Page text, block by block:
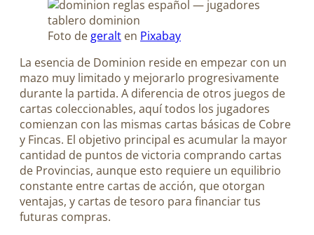
Foto de geralt en Pixabay
La esencia de Dominion reside en empezar con un
mazo muy limitado y mejorarlo progresivamente
durante la partida. A diferencia de otros juegos de
cartas coleccionables, aquí todos los jugadores
comienzan con las mismas cartas básicas de Cobre
y Fincas. El objetivo principal es acumular la mayor
cantidad de puntos de victoria comprando cartas
de Provincias, aunque esto requiere un equilibrio
constante entre cartas de acción, que otorgan
ventajas, y cartas de tesoro para financiar tus
futuras compras.